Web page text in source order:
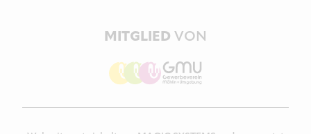
MITGLIED VON